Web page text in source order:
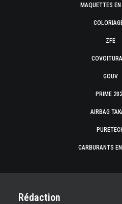
MAQUETTES
ZFE
GOUV
PRIME
AIRBAG
CARBURANTS
Rédaction